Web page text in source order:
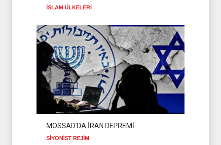
İSLAM ÜLKELERİ
MOSSAD'DA İRAN DEPREMİ
SİYONİST REJİM